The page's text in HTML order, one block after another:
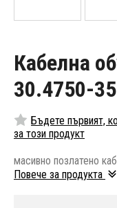
Кабелна
30.4750-35
Бъдете първият,
за този продукт
масивно позлатено
Повече за продукта